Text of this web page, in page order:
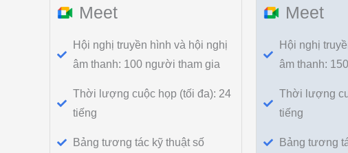
Meet
Hội nghị truyền hình và hội nghị
âm thanh: 100 người tham gia
Thời lượng cuộc họp (tối đa): 24
tiếng
Bảng tương tác kỹ thuật số
Meet
Hội nghị
âm thanh:
Thời lượng
tiếng
Bảng tương